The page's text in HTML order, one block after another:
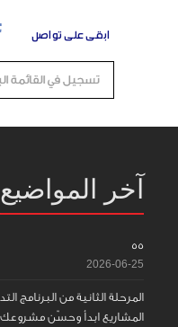
ابقى على تواصل
آخر المواضيع
55
2026-06-25
المرحلة الثانية من البرنامج
المشاريع ابدأ وحسّن مشروعك